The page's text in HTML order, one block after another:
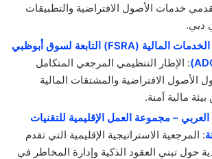
خدمات الأصول الافتراضية والتطبيقات
دبي.
سلطة تنظيم الخدمات المالية (FSRA) التابعة لسوق أبوظبي
: الإطار التنظيمي المرجعي المتكامل
الأصول الافتراضية والمشتقات المالية
مالية آمنة.
– مجموعة العمل الإقليمية للتقنيات
: المرجعية الاستراتيجية الإقليمية التي تقدم
حول تبني العقود الذكية وإدارة المخاطر في